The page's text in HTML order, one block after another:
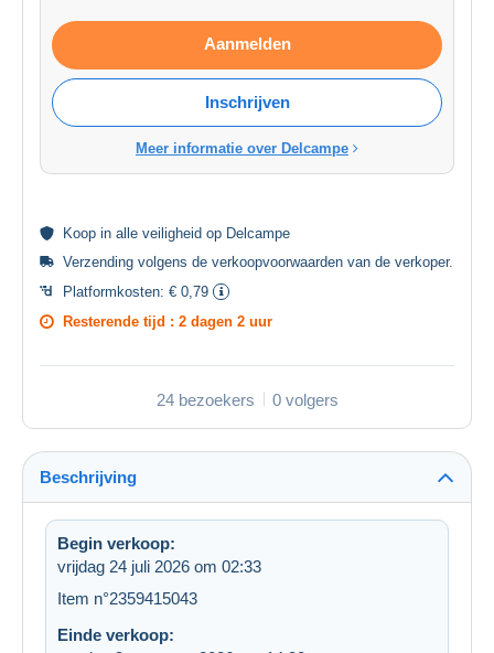
Aanmelden
Inschrijven
Meer informatie over Delcampe
Koop in alle veiligheid op Delcampe
Verzending volgens de verkoopvoorwaarden van de verkoper.
Platformkosten: € 0,79
Resterende tijd : 2 dagen 2 uur
24 bezoekers 0 volgers
Beschrijving
Begin verkoop:
vrijdag 24 juli 2026 om 02:33
Item n°2359415043
Einde verkoop: